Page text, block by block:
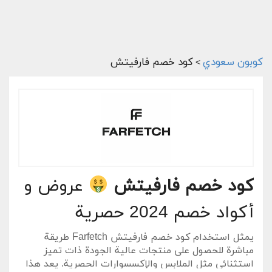
كوبون سعودي > كود خصم فارفيتش
كود خصم فارفيتش
عروض و
أكواد خصم 2024 حصرية
يمثل استخدامكود خصم فارفيتش Farfetch
طريقة
مباشرة للحصول على منتجات عالية الجودة ذات تميز
استثنائي مثل الملابس والإكسسوارات الحصرية. يعد هذا